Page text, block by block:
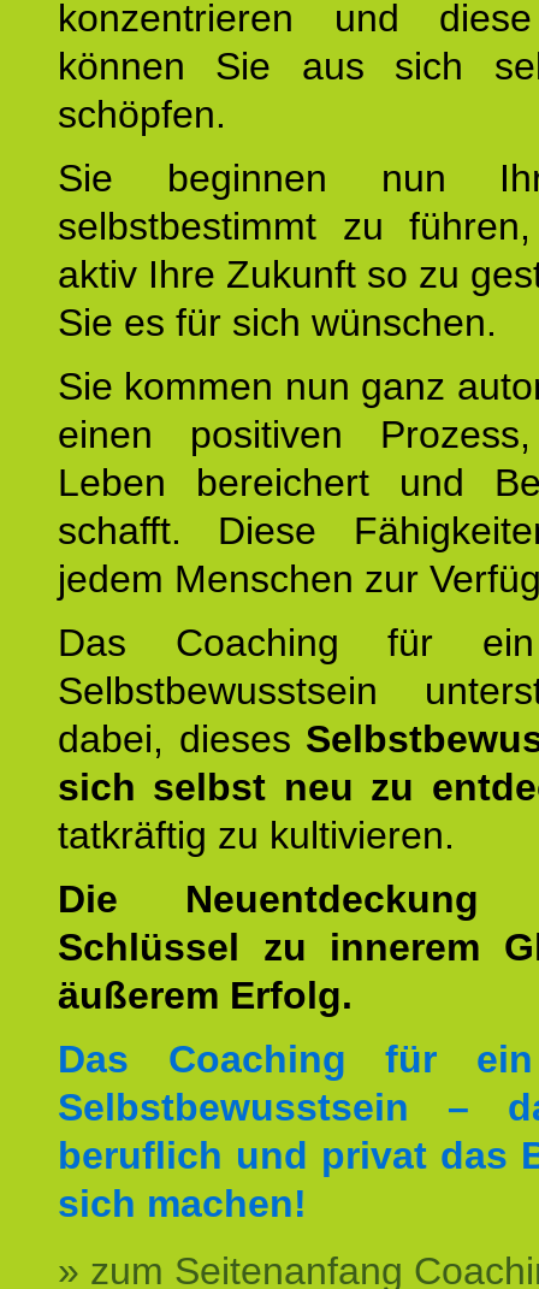
konzentrieren und
können Sie aus sich
schöpfen.
Sie beginnen nun
selbstbestimmt zu
aktiv Ihre Zukunft so zu
Sie es für sich wünschen.
Sie kommen nun ganz
einen positiven
Leben bereichert und
schafft. Diese
jedem Menschen zur
Das Coaching für
Selbstbewusstsein
dabei, dieses
sich selbst neu zu
tatkräftig zu kultivieren.
Die
Schlüssel zu innerem
äußerem Erfolg.
Das Coaching für
Selbstbewusstsein –
beruflich und privat das
sich machen!
» zum Seitenanfang